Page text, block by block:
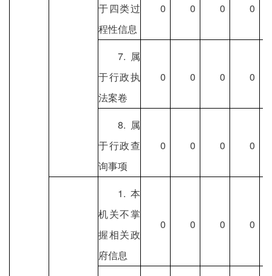
于四类过
程性信息
0 0 0 0
7.属
于行政执
法案卷
0 0 0 0
8.属
于行政查
询事项
0 0 0 0
1.本
机关不掌
握相关政
府信息
0 0 0 0